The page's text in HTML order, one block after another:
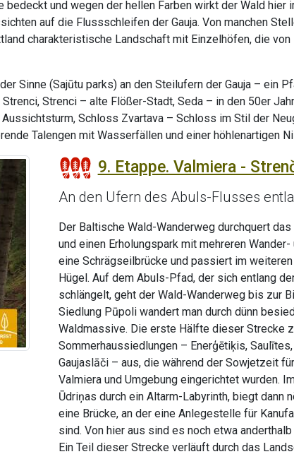
und wegen der hellen Farben wirkt der Wald hier
auf die Flussschleifen der Gauja. Von manchen
charakteristische Landschaft mit Einzelhöfen, die
Sinne (Sajūtu parks) an den Steilufern der Gauja – ein
Strenci – alte Flößer-Stadt, Seda – in den 50er
Schloss Zvartava – Schloss im Stil der
Talengen mit Wasserfällen und einer höhlenartigen
9. Etappe. Valmiera -
An den Ufern des Abuls-Flusses
Der Baltische Wald-Wanderweg durchquert
und einen Erholungspark mit mehreren
eine Schrägseilbrücke und passiert im
Hügel. Auf dem Abuls-Pfad, der sich entlang
schlängelt, geht der Wald-Wanderweg bis zur
Siedlung Pūpoli wandert man durch dünn
Waldmassive. Die erste Hälfte dieser Strecke
Sommerhaussiedlungen – Enerģētiķis,
Gaujaslāči – aus, die während der Sowjetzeit
Valmiera und Umgebung eingerichtet wurden.
Ūdriņas durch ein Altarm-Labyrinth, biegt dann
eine Brücke, an der eine Anlegestelle für
sind. Von hier aus sind es noch etwa
Ein Teil dieser Strecke verläuft durch das